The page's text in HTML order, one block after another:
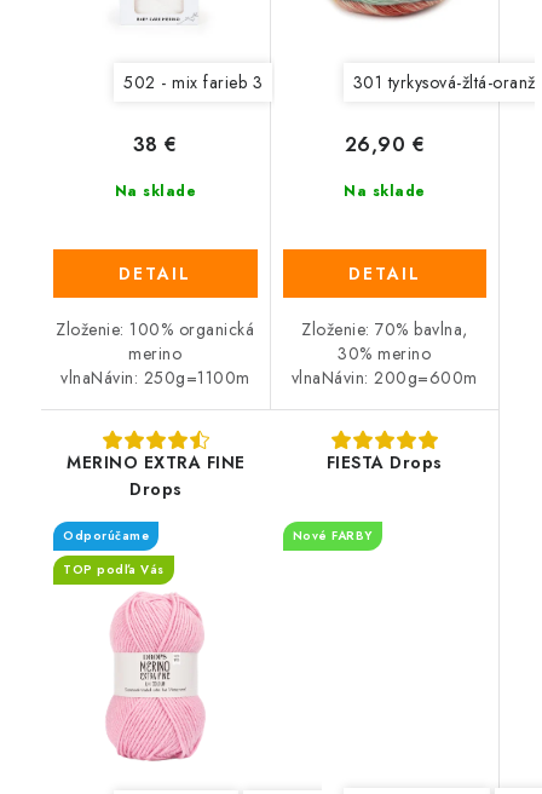
502 - mix farieb 3
Na sklade
38 €
DETAIL
Zloženie: 100% organická
merino
vlnaNávin: 250g=1100m
301 tyrkysová-žltá-
Na sklade
26,90 €
DETAIL
Zloženie: 70% bavlna,
30% merino
vlnaNávin: 200g=600m
MERINO EXTRA FINE
Drops
Odporúčame
TOP podľa Vás
FIESTA Drops
Nové FARBY